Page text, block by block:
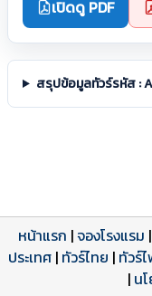
เปิดดู PDF
สรุปข้อมูลทัวร์รหัส :
โปรแกรมทัวร์
รีวิวลูกค้าจริง
รีวิวจาก
ใบอนุญาตนำเที่ยว
เลขที่ 11/11450
หน้าแรก |จองโรงแรม |
ประเทศ | ทัวร์ไทย | ทัวร์
| น